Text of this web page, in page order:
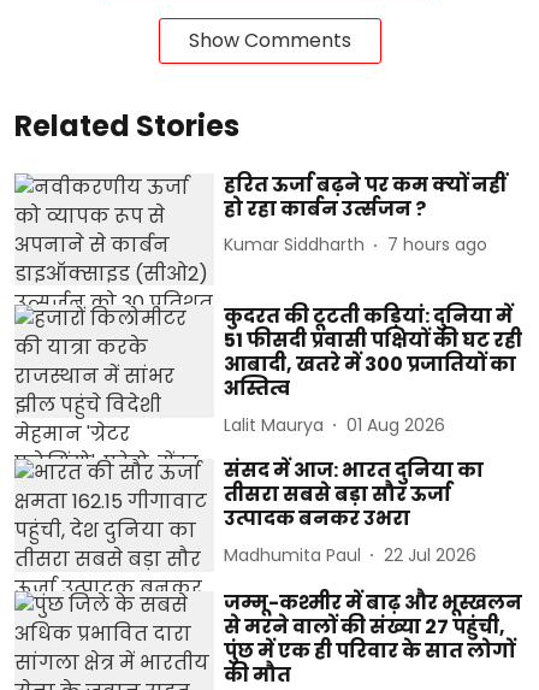
Show Comments
Related Stories
हरित ऊर्जा बढ़ने पर कम क्‍यों नहीं
हो रहा कार्बन उर्त्‍सजन ?
Kumar Siddharth 7 hours ago
कुदरत की टूटती कड़ियां: दुनिया में
51 फीसदी प्रवासी पक्षियों की घट रही
आबादी, खतरे में 300 प्रजातियों का
अस्तित्व
Lalit Maurya 01 Aug 2026
संसद में आज: भारत दुनिया का
तीसरा सबसे बड़ा सौर ऊर्जा
उत्पादक बनकर उभरा
Madhumita Paul 22 Jul 2026
जम्मू-कश्मीर में बाढ़ और भूस्खलन
से मरने वालों की संख्या 27 पहुंची,
पुंछ में एक ही परिवार के सात लोगों
की मौत